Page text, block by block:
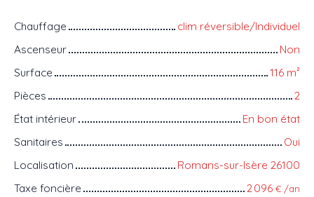
Chauffage
clim réversible/Individuel
Ascenseur
Non
Surface
116 m²
Pièces
2
État intérieur
En bon état
Sanitaires
Oui
Localisation
Romans-sur-Isère 26100
Taxe foncière
2 096 € /an